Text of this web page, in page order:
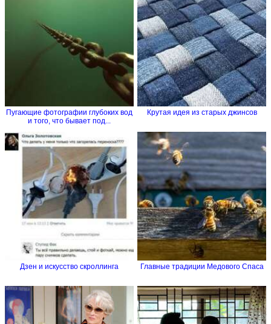
Пугающие фотографии глубоких вод
и того, что бывает под...
Крутая идея из старых джинсов
Дзен и искусство скроллинга Главные традиции Медового Спаса